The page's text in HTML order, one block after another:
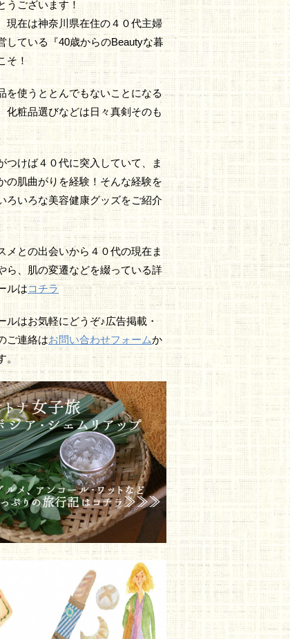
うございます！
現在は神奈川県在住の４０代主婦
している『40歳からのBeautyな暮
そ！
を使うととんでもないことになる
化粧品選びなどは日々真剣そのも
つけば４０代に突入していて、ま
の肌曲がりを経験！そんな経験を
ろいろな美容健康グッズをご紹介
メとの出会いから４０代の現在ま
ら、肌の変遷などを綴っている詳
ルはコチラ
ルはお気軽にどうぞ♪広告掲載・
ご連絡はお問い合わせフォームか
。